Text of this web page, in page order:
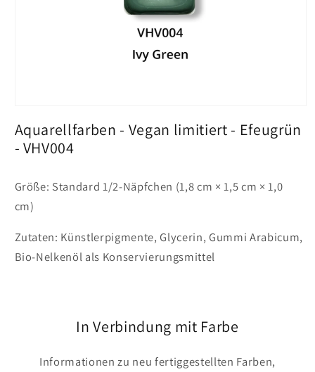
in
Vollansicht
öffnen
Aquarellfarben - Vegan limitiert - Efeugrün
- VHV004
Größe: Standard 1/2-Näpfchen (1,8 cm × 1,5 cm × 1,0
cm)
Zutaten: Künstlerpigmente, Glycerin, Gummi Arabicum,
Bio-Nelkenöl als Konservierungsmittel
In Verbindung mit Farbe
Informationen zu neu fertiggestellten Farben,